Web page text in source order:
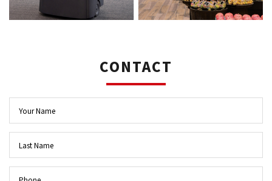
CONTACT